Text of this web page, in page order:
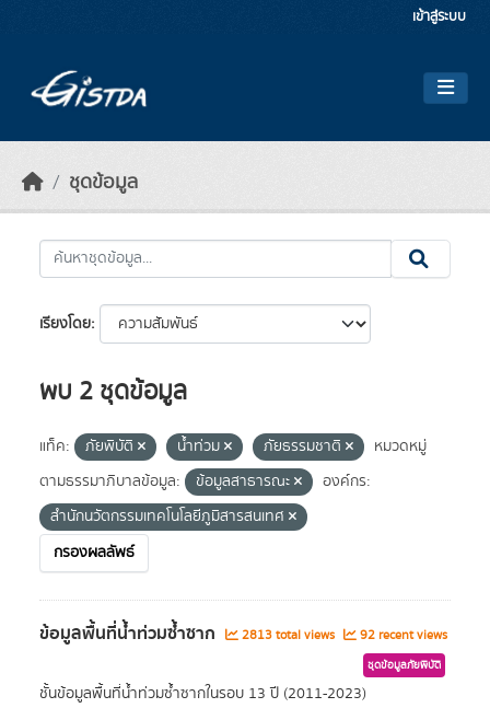
เข้าสู่ระบบ
ชุดข้อมูล
เรียงโดย
พบ 2 ชุดข้อมูล
แท็ค: ภัยพิบัติ น้ำท่วม ภัยธรรมชาติ
หมวดหมู่
ตามธรรมาภิบาลข้อมูล:
ข้อมูลสาธารณะ
องค์กร:
สำนักนวัตกรรมเทคโนโลยีภูมิสารสนเทศ
กรองผลลัพธ์
ข้อมูลพื้นที่น้ำท่วมซ้ำซาก 2813 total views 92 recent views
ชุดข้อมูลภัยพิบัติ
ชั้นข้อมูลพื้นที่น้ำท่วมซ้ำซากในรอบ 13 ปี (2011-2023)